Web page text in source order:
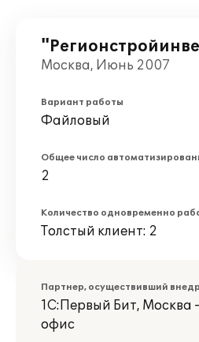
Москва, Июнь 2007
Вариант работы
Файловый
Общее число
2
Количество одновременно
Толстый клиент: 2
Партнер, осуществивший
1С:Первый Бит, Москва
офис